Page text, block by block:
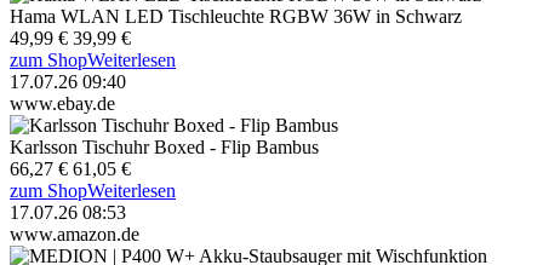
Hama WLAN LED Tischleuchte RGBW 36W in Schwarz
49,99 € 39,99 €
zum ShopWeiterlesen
17.07.26 09:40
www.ebay.de
Karlsson Tischuhr Boxed - Flip Bambus
66,27 € 61,05 €
zum ShopWeiterlesen
17.07.26 08:53
www.amazon.de